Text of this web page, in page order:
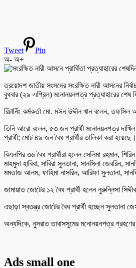
Tweet
Pin
অ- অ+
ত্রয়োদশ জাতীয় সংসদের সংরক্ষিত নারী আসনের
বুধবার (২৯ এপ্রিল) মনোনয়নপত্র প্রত্যাহারের শেষ
রিটার্নিং কর্মকর্তা মো. মঈন উদ্দীন খান বলেন,
তিনি আরো বলেন, ৫৩ জন প্রার্থী মনোনয়নপত্র
প্রার্থী; মোট ৪৯ জন বৈধ প্রার্থীর তালিকা করা হয়েছে।
বিএনপির ৩৬ বৈধ প্রার্থীরা হলেন সেলিমা রহমান,
মাহমুদা হাবিবা, সাবিরা সুলতানা, সানসিলা
মমতাজ আলম, ফাহিমা নাসরিন, আরিফা সুলতানা,
জামায়াত জোটের ১২ বৈধ প্রার্থী হলেন নুরুন্নিসা
এছাড়া স্বতন্ত্র জোটের বৈধ প্রার্থী হচ্ছেন সুলতানা
অন্যদিকে, নুসরাত তাবাসসুমের মনোনয়নপত্র গ্রহণের
Ads small one